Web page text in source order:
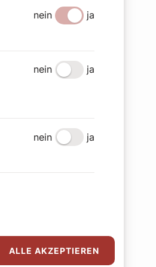
nein
ja
nein ja
nein
ja
ALLE AKZEPTIEREN